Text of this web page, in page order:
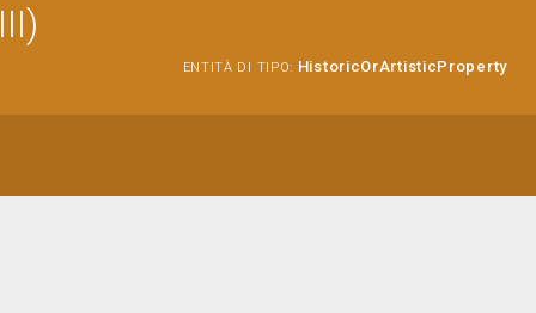
ENTITÀ DI TIPO: HistoricOrArtisticProperty